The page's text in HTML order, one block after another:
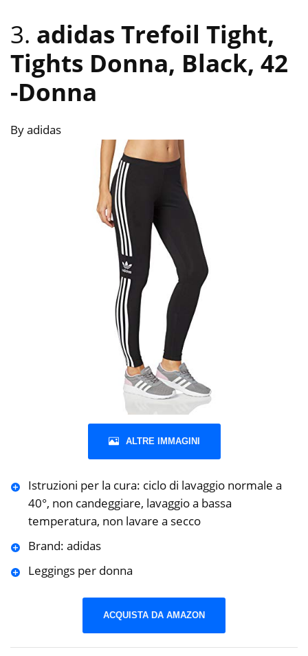
3. adidas Trefoil Tight,
Tights Donna, Black, 42
-Donna
By adidas
ALTRE IMMAGINI
Istruzioni per la cura: ciclo di lavaggio normale a
40°, non candeggiare, lavaggio a bassa
temperatura, non lavare a secco
Brand: adidas
Leggings per donna
ACQUISTA DA AMAZON